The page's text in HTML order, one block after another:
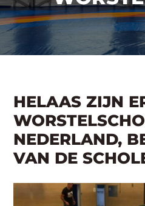
HELAAS ZIJN
NEDERLAND,
VAN DE